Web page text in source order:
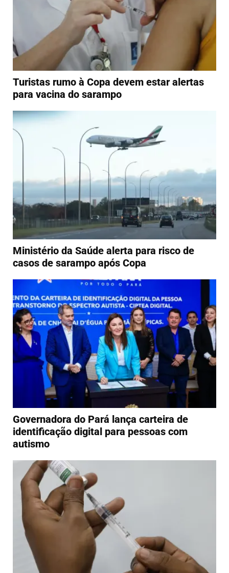
Turistas rumo à Copa devem estar alertas
para vacina do sarampo
Ministério da Saúde alerta para risco de
casos de sarampo após Copa
Governadora do Pará lança carteira de
identificação digital para pessoas com
autismo